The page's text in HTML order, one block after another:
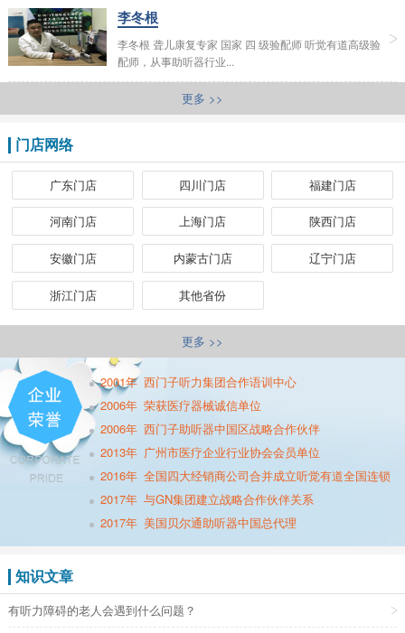
李冬根
李冬根 聋儿康复专家 国家 四 级验配师 听觉有道高级验
配师，从事助听器行业...
更多 >>
门店网络
广东门店 四川门店 福建门店
河南门店 上海门店 陕西门店
安徽门店 内蒙古门店 辽宁门店
浙江门店 其他省份
更多 >>
2001年 西门子听力集团合作语训中心
2006年 荣获医疗器械诚信单位
2006年 西门子助听器中国区战略合作伙伴
2013年 广州市医疗企业行业协会会员单位
2016年 全国四大经销商公司合并成立听觉有道全国连锁
2017年 与GN集团建立战略合作伙伴关系
2017年 美国贝尔通助听器中国总代理
知识文章
有听力障碍的老人会遇到什么问题？